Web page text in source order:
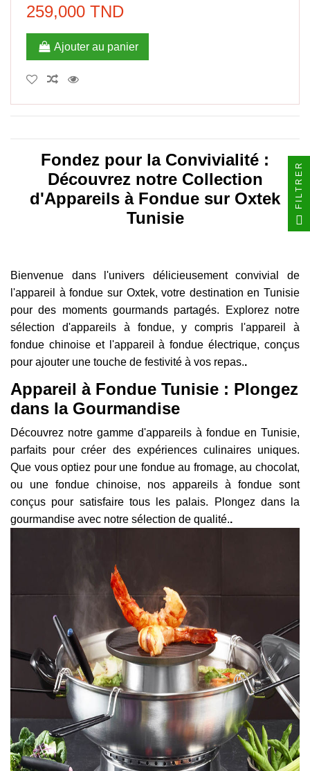
259,000 TND
Ajouter au panier
Fondez pour la Convivialité :
Découvrez notre Collection
d'Appareils à Fondue sur Oxtek
Tunisie
Bienvenue dans l'univers délicieusement convivial de
l'appareil à fondue sur Oxtek, votre destination en Tunisie
pour des moments gourmands partagés. Explorez notre
sélection d'appareils à fondue, y compris l'appareil à
fondue chinoise et l'appareil à fondue électrique, conçus
pour ajouter une touche de festivité à vos repas..
Appareil à Fondue Tunisie : Plongez
dans la Gourmandise
Découvrez notre gamme d'appareils à fondue en Tunisie,
parfaits pour créer des expériences culinaires uniques.
Que vous optiez pour une fondue au fromage, au chocolat,
ou une fondue chinoise, nos appareils à fondue sont
conçus pour satisfaire tous les palais. Plongez dans la
gourmandise avec notre sélection de qualité..
FILTRER